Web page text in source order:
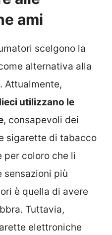
ami
scelgono la
alternativa alla
Attualmente,
utilizzano le
, consapevoli dei
sigarette di tabacco
per coloro che li
sensazioni più
è quella di avere
Tuttavia,
elettroniche